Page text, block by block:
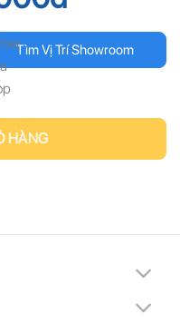
Tìm Vị Trí Showroom
HÀNG